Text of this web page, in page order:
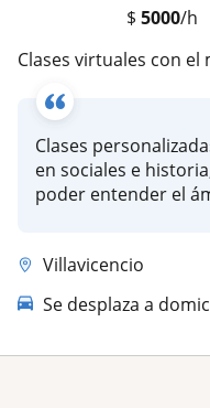
$5000/h
Clases virtuales con el mayor
Clases
en sociales e
poder entender el
Villavicencio
Se desplaza a